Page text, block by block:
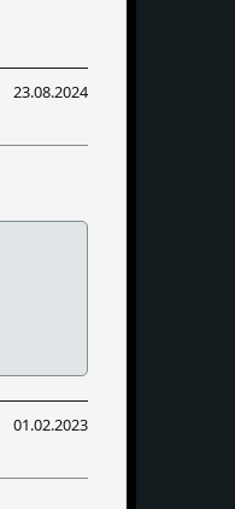
23.08.2024
01.02.2023